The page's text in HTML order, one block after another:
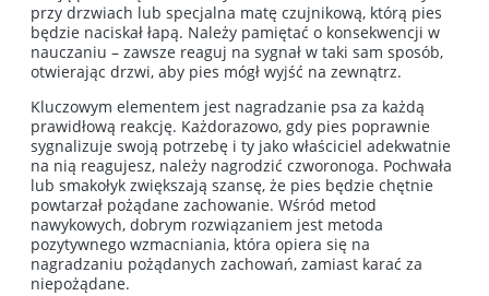
przy drzwiach lub specjalna matę czujnikową, którą pies
będzie naciskał łapą. Należy pamiętać o konsekwencji w
nauczaniu – zawsze reaguj na sygnał w taki sam sposób,
otwierając drzwi, aby pies mógł wyjść na zewnątrz.
Kluczowym elementem jest nagradzanie psa za każdą
prawidłową reakcję. Każdorazowo, gdy pies poprawnie
sygnalizuje swoją potrzebę i ty jako właściciel adekwatnie
na nią reagujesz, należy nagrodzić czworonoga. Pochwała
lub smakołyk zwiększają szansę, że pies będzie chętnie
powtarzał pożądane zachowanie. Wśród metod
nawykowych, dobrym rozwiązaniem jest metoda
pozytywnego wzmacniania, która opiera się na
nagradzaniu pożądanych zachowań, zamiast karać za
niepożądane.